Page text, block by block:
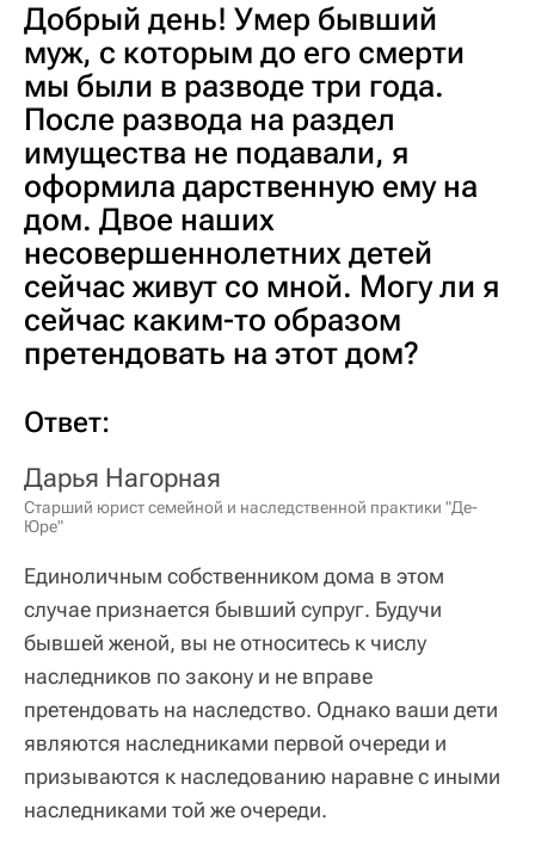
Добрый день! Умер бывший
муж, с которым до его смерти
мы были в разводе три года.
После развода на раздел
имущества не подавали, я
оформила дарственную ему на
дом. Двое наших
несовершеннолетних детей
сейчас живут со мной. Могу ли я
сейчас каким-то образом
претендовать на этот дом?
Ответ:
Дарья Нагорная
Старший юрист семейной и наследственной практики "Де-
Юре"
Единоличным собственником дома в этом
случае признается бывший супруг. Будучи
бывшей женой, вы не относитесь к числу
наследников по закону и не вправе
претендовать на наследство. Однако ваши дети
являются наследниками первой очереди и
призываются к наследованию наравне с иными
наследниками той же очереди.